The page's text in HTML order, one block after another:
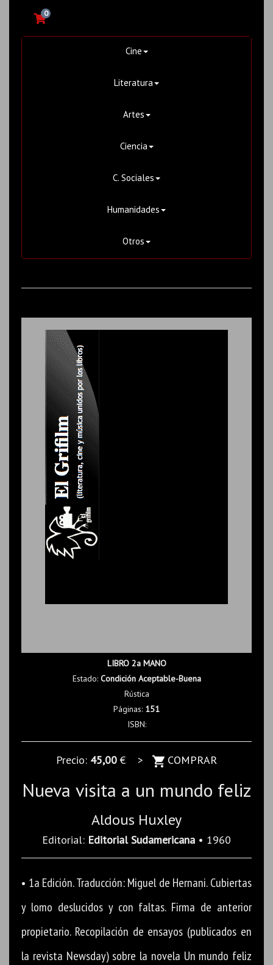
0
Cine
Literatura
Artes
Ciencia
C. Sociales
Humanidades
Otros
LIBRO 2a MANO
Estado: Condición Aceptable-Buena
Rústica
Páginas: 151
ISBN:
Precio: 45,00€ > COMPRAR
Nueva visita a un mundo feliz
Aldous Huxley
Editorial: Editorial Sudamericana • 1960
• 1a Edición. Traducción: Miguel de Hernani. Cubiertas
y lomo deslucidos y con faltas. Firma de anterior
propietario. Recopilación de ensayos (publicados en
la revista Newsday) sobre la novela Un mundo feliz